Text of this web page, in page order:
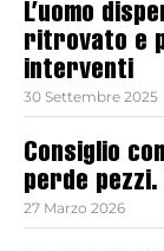
L’uomo
ritrovato e
interventi
30 Settembre 2025
Consiglio
perde
27 Marzo 2026